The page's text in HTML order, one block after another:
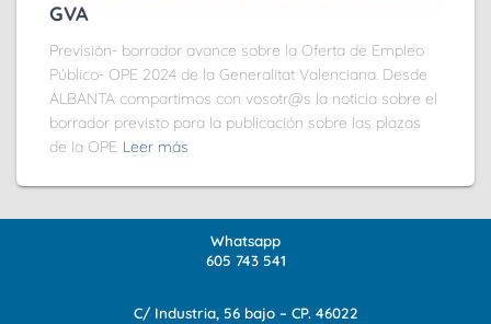
GVA
Previsión- borrador avance sobre la Oferta de Empleo
Público- OPE 2024 de la Generalitat Valenciana. Desde
ALBANTA compartimos con vosotr@s la noticia sobre el
borrador previsto para la publicación sobre las plazas
de la OPE Leer más
Whatsapp
605 743 541
C/ Industria, 56 bajo – CP. 46022